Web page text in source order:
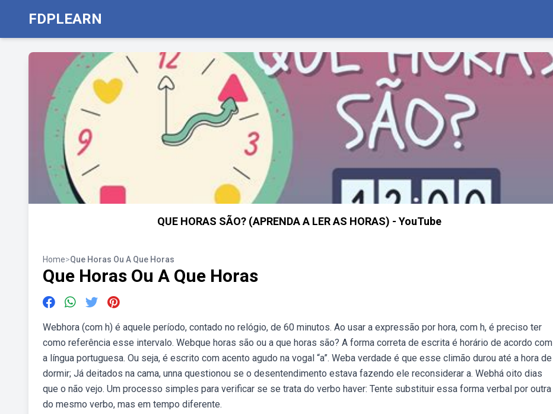
FDPLEARN
QUE HORAS SÃO? (APRENDA A LER AS HORAS) - YouTube
Home>Que Horas Ou A Que Horas
Que Horas Ou A Que Horas
Webhora (com h) é aquele período, contado no relógio, de 60 minutos. Ao usar a expressão por hora, com h, é preciso ter
como referência esse intervalo. Webque horas são ou a que horas são? A forma correta de escrita é horário de acordo com
a língua portuguesa. Ou seja, é escrito com acento agudo na vogal “a”. Weba verdade é que esse climão durou até a hora de
dormir; Já deitados na cama, unna questionou se o desentendimento estava fazendo ele reconsiderar a. Webhá oito dias
que o não vejo. Um processo simples para verificar se se trata do verbo haver: Tente substituir essa forma verbal por outra
do mesmo verbo, mas em tempo diferente.